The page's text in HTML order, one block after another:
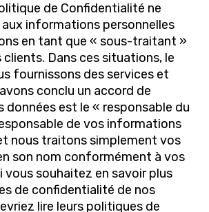
de Confidentialité ne
aux informations personnelles
en tant que « sous-traitant »
clients. Dans ces situations, le
fournissons des services et
conclu un accord de
est le « responsable du
de vos informations
nous traitons simplement vos
son nom conformément à vos
vous souhaitez en savoir plus
de confidentialité de nos
lire leurs politiques de